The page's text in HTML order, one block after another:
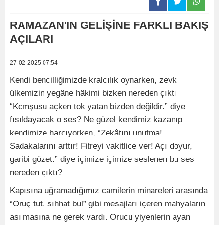
RAMAZAN'IN GELİŞİNE FARKLI BAKIŞ
AÇILARI
27-02-2025 07:54
Kendi bencilliğimizde kralcılık oynarken, zevk
ülkemizin yegâne hâkimi bizken nereden çıktı
“Komşusu açken tok yatan bizden değildir.” diye
fısıldayacak o ses? Ne güzel kendimiz kazanıp
kendimize harcıyorken, “Zekâtını unutma!
Sadakalarını arttır! Fitreyi vakitlice ver! Açı doyur,
garibi gözet.” diye içimize içimize seslenen bu ses
nereden çıktı?
Kapısına uğramadığımız camilerin minareleri arasında
“Oruç tut, sıhhat bul” gibi mesajları içeren mahyaların
asılmasına ne gerek vardı. Orucu yiyenlerin ayan